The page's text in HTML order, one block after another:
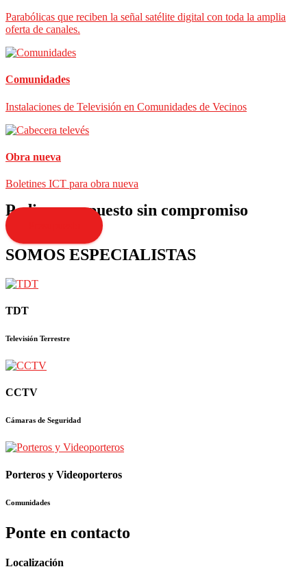
Parabólicas que reciben la señal satélite digital con toda la amplia
oferta de canales.
Comunidades
Instalaciones de Televisión en Comunidades de Vecinos
Obra nueva
Boletines ICT para obra nueva
Pedir presupuesto sin compromiso
SOMOS ESPECIALISTAS
TDT
Televisión Terrestre
CCTV
Cámaras de Seguridad
Porteros y Videoporteros
Comunidades
Ponte en contacto
Localización